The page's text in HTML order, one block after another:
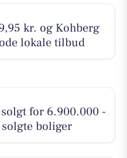
kr. og Kohberg
lokale tilbud
for 6.900.000 -
boliger